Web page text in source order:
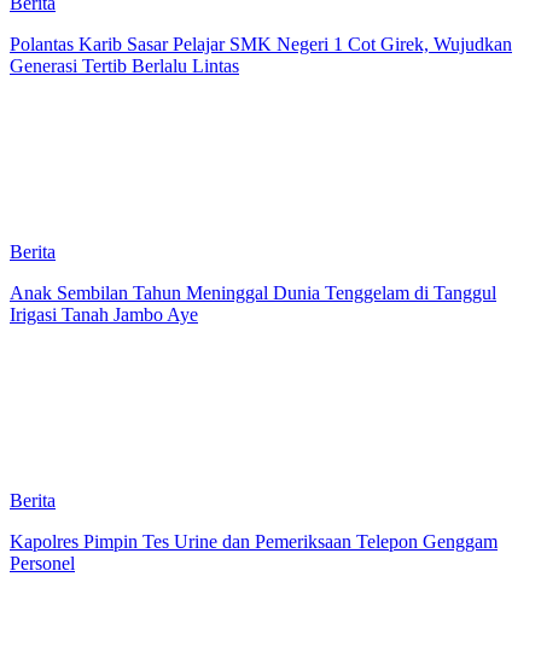
Polantas Karib Sasar Pelajar SMK Negeri 1 Cot Girek, Wujudkan
Generasi Tertib Berlalu Lintas
Berita
Anak Sembilan Tahun Meninggal Dunia Tenggelam di Tanggul
Irigasi Tanah Jambo Aye
Berita
Kapolres Pimpin Tes Urine dan Pemeriksaan Telepon Genggam
Personel